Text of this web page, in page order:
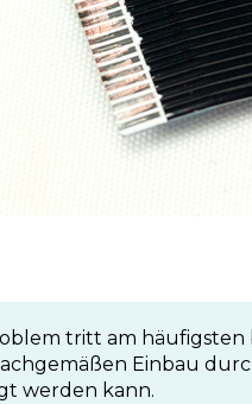
tritt am häufigsten
Einbau
werden kann.